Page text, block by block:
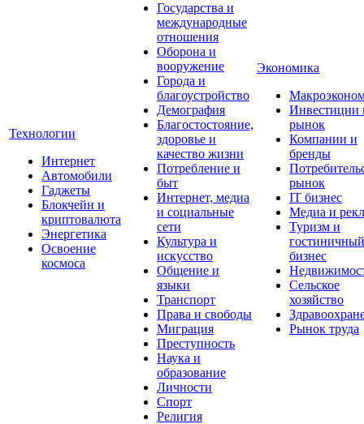
Технологии
Интернет
Автомобили
Гаджеты
Блокчейн и
криптовалюта
Энергетика
Освоение
космоса
Государства и
международные
отношения
Оборона и
вооружение
Города и
благоустройство
Демография
Благостостояние,
здоровье и
качество жизни
Потребление и
быт
Интернет, медиа
и социальные
сети
Культура и
искусство
Общение и
языки
Транспорт
Права и свободы
Миграция
Преступность
Наука и
образование
Личности
Спорт
Религия
Экономика
Инвестиции
рынок
Компании и
бренды
рынок
IT бизнес
Медиа и
Туризм и
гостиничный
бизнес
Сельское
хозяйство
Рынок труда